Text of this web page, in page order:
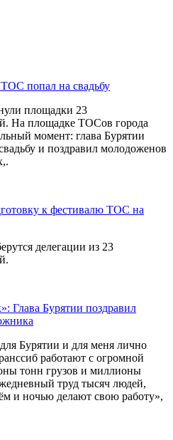
попал на свадьбу
площадки 23
На площадке ТОСов города
момент: глава Бурятии
и поздравил молодоженов
к фестивалю ТОС на
делегации из 23
Глава Бурятии поздравил
Бурятии и для меня лично
работают с огромной
тонн грузов и миллионы
труд тысяч людей,
и ночью делают свою работу»,